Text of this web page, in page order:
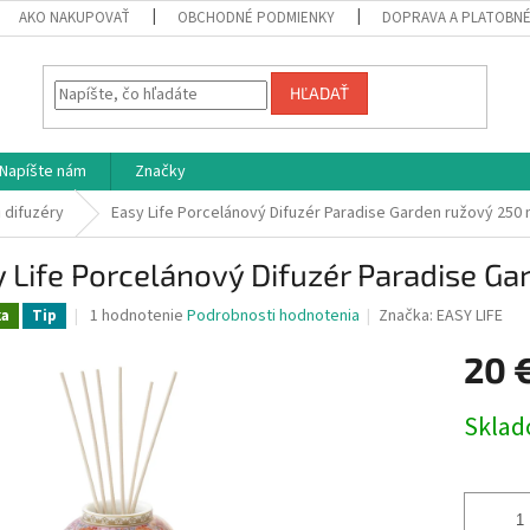
AKO NAKUPOVAŤ OBCHODNÉ PODMIENKY DOPRAVA A PLATOBNÉ
HĽADAŤ
Napíšte nám
Značky
difuzéry Easy Life Porcelánový Difuzér Paradise Garden ružový 250
Life Porcelánový Difuzér Paradise
Tip
Priemerné
je
5,0
z
5
hviezdičiek.
1 hodnotenie Podrobnosti hodnotenia Značka:EASY LIFE
20
cena: